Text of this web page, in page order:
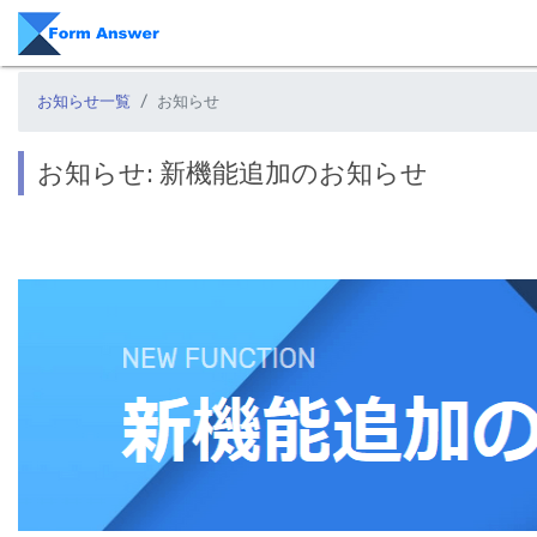
お知らせ一覧 お知らせ
お知らせ: 新機能追加のお知らせ